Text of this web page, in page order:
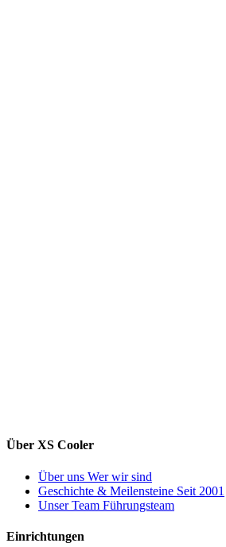
Über XS Cooler
Über uns Wer wir sind
Geschichte & Meilensteine Seit 2001
Unser Team Führungsteam
Einrichtungen